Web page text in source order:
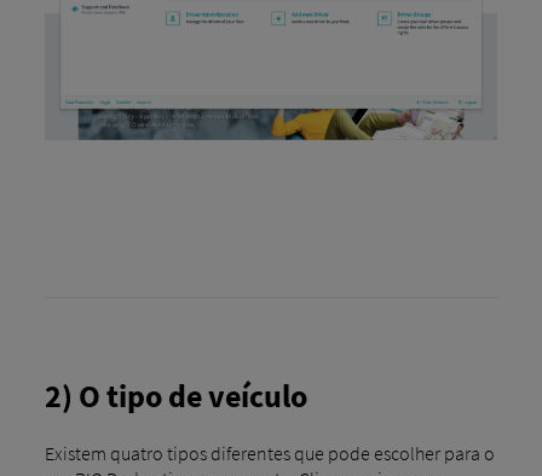
2) O tipo de veículo
Existem quatro tipos diferentes que pode escolher para o